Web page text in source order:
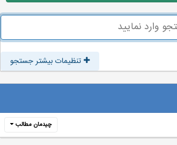
تنظیمات بیشتر جستجو
چیدمان مطالب